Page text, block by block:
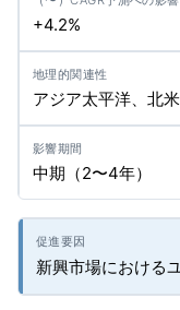
+4.2%
アジア太平洋、北
中期（2〜4年）
新興市場における